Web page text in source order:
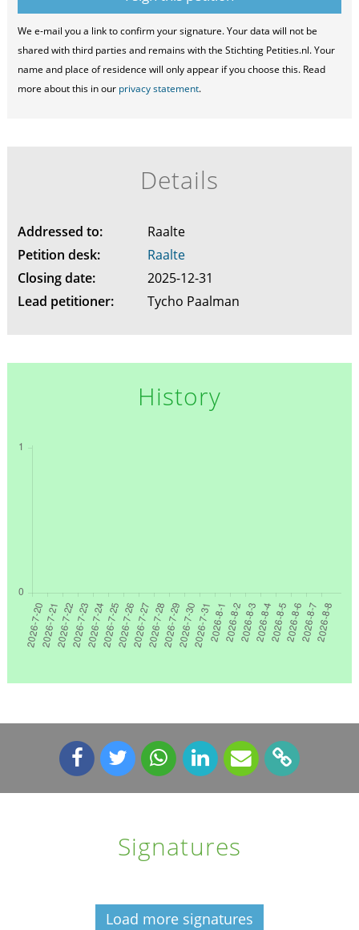
We e-mail you a link to confirm your signature. Your data will not be
shared with third parties and remains with the Stichting Petities.nl. Your
name and place of residence will only appear if you choose this. Read
more about this in our privacy statement.
Details
Addressed to:
Raalte
Petition desk:
Raalte
Closing date:
2025-12-31
Lead petitioner:
Tycho Paalman
History
Signatures
Load more signatures